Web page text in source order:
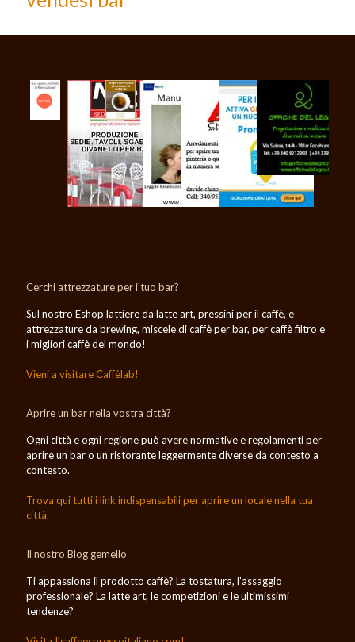
Cerchi attrezzature per i tuo bar?
Sul nostro Eshop lattiere da latte art, pressini per il caffè, e
attrezzature da brewing, miscele di caffè per bar, per caffè filtro e
i migliori caffè del mondo!
Vieni a visitare Caffèlab!
Aprire un bar nella vostra città?
Ogni città e ogni regione può avere normative e regolamenti per
aprire un bar o un ristorante leggermente diverse da contesto a
contesto.
Trova qui tutti i link indispensabili per aprire un locale nella tua
città.
Il nostro Blog gemello
Ti appassiona il prodotto caffè? La tostatura, l’assaggio
professionale? La latte art, le competizioni e le ultimissimi
tendenze?